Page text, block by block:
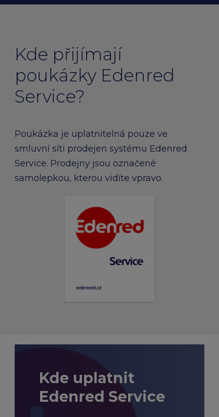
Kde přijímají
poukázky Edenred
Service?
Poukázka je uplatnitelná pouze ve
smluvní síti prodejen systému Edenred
Service. Prodejny jsou označené
samolepkou, kterou vidíte vpravo.
Kde uplatnit
Edenred Service